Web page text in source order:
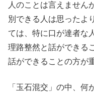
人のことは言えません
別できる人は思ったよ
ては、特に口が達者な
理路整然と話ができる
話ができることの方が
「玉石混交」の中、何